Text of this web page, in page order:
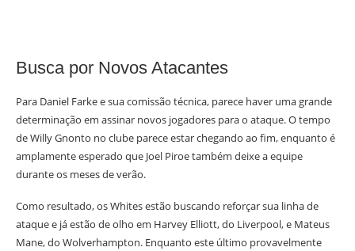
Busca por Novos Atacantes
Para Daniel Farke e sua comissão técnica, parece haver uma grande
determinação em assinar novos jogadores para o ataque. O tempo
de Willy Gnonto no clube parece estar chegando ao fim, enquanto é
amplamente esperado que Joel Piroe também deixe a equipe
durante os meses de verão.
Como resultado, os Whites estão buscando reforçar sua linha de
ataque e já estão de olho em Harvey Elliott, do Liverpool, e Mateus
Mane, do Wolverhampton. Enquanto este último provavelmente